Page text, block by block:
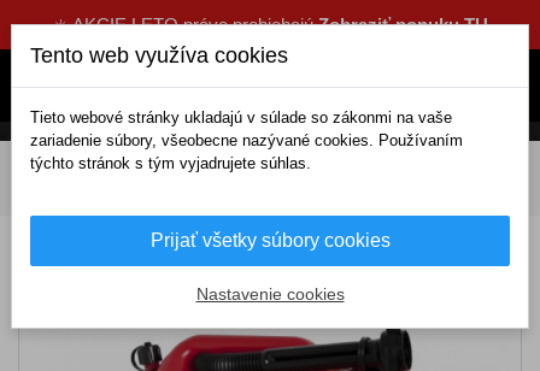
☀️ AKCIE LETO práve prebiehajúZobraziť ponuku TU
DOMOV Výbava a náradie
Benzínový kanister 20L
Tento web využíva cookies
Tieto webové stránky ukladajú v súlade so zákonmi na vaše
zariadenie súbory, všeobecne nazývané cookies. Používaním
týchto stránok s tým vyjadrujete súhlas.
Prijať všetky súbory cookies
Nastavenie cookies